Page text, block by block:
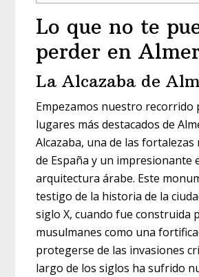
Lo que no te
perder en
La Alcazaba de
Empezamos nuestro recorrido
lugares más destacados de
Alcazaba, una de las fortalezas
de España y un impresionante
arquitectura árabe. Este
testigo de la historia de la
siglo X, cuando fue construida
musulmanes como una
protegerse de las invasiones
largo de los siglos ha sufrido